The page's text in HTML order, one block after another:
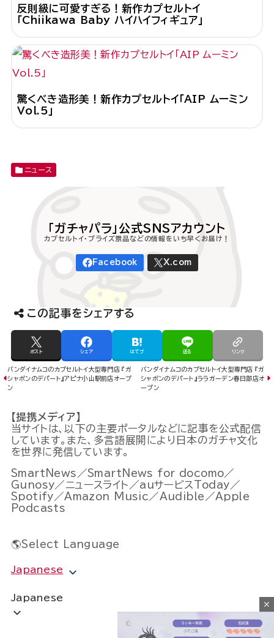
close
反則級に可愛すぎる！新作カプセルトイ
「Chiikawa Baby ハイハイフィギュア」
驚くべき造形美！新作カプセルトイ「AIP ムーミン
Vol.5」
ニュース
この記事をシェアする
ポスト シェア はてブ 送る リンク
バンダイナムコのカプセルトイ大型専門店 『ガ
シャポンのデパート』アピナ小山駅前店オープ
ン
バンダイナムコのカプセルトイ大型専門店 『ガ
シャポンのデパート』ララガーデン春日部店オ
ープン
【提携メディア】
当サイトは、以下の主要ポータルなどに記事を公式配信
しています。また、多言語展開により日本のガチャ文化
を世界に発信しています。
SmartNews／SmartNews for docomo／
Gunosy／ニュースライト／auサービスToday／
Spotify／Amazon Music／Audible／Apple
Podcasts
🌎Select Language
Japanese
Japanese